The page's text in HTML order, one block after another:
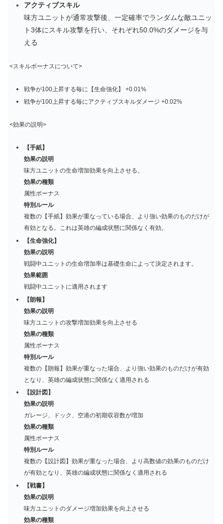
アクティブスキル
味方ユニットが通常攻撃後、一定確率でランダムな敵ユニッ
ト3体にスキル攻撃を行い、それぞれ50.0%のダメージを与
える
<スキルボーナスについて>
戦争が100上昇する毎に【生命強化】 +0.01%
戦争が100上昇する毎にアクティブスキルダメージ +0.02%
<効果の説明>
【手紙】
効果の説明
味方ユニットの生命増加効果を向上させる。
効果の種類
属性ボーナス
特別ルール
複数の【手紙】効果が重なっている場合、より強い効果のものだけが
有効となる。これは英雄の編成状態に関係なく有効。
【生命強化】
効果の説明
戦闘中ユニットの生命増加率は基礎生命によって決定されます。
効果範囲
戦闘中ユニットに適用されます
【朗報】
効果の説明
味方ユニットの攻撃増加効果を向上させる
効果の種類
属性ボーナス
特別ルール
複数の【朗報】効果が重なった場合、より強い効果のものだけが有効
となり、英雄の編成状態に関係なく適用される
【設計図】
効果の説明
ガレージ、ドック、空港の初期収容数が増加
効果の種類
属性ボーナス
特別ルール
複数の【設計図】効果が重なった場合、より高数値の効果のものだけ
が有効となり、英雄の編成状態に関係なく適用される
【戦書】
効果の説明
味方ユニットのダメージ増加効果を向上させる
効果の種類